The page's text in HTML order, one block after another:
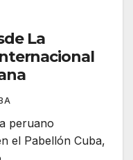
La
peruano
el Pabellón Cuba,